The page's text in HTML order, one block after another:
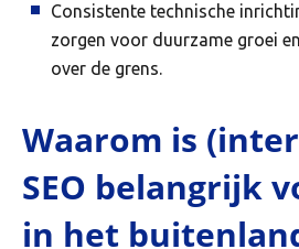
Consistente technische
zorgen voor duurzame groei
over de grens.
Waarom is
SEO belangrijk
in het